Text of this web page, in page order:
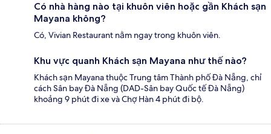
Có nhà hàng nào tại khuôn viên hoặc gần Khách sạn
Mayana không?
Có, Vivian Restaurant nằm ngay trong khuôn viên.
Khu vực quanh Khách sạn Mayana như thế nào?
Khách sạn Mayana thuộc Trung tâm Thành phố Đà Nẵng, chỉ
cách Sân bay Đà Nẵng (DAD-Sân bay Quốc tế Đà Nẵng)
khoảng 9 phút đi xe và Chợ Hàn 4 phút đi bộ.